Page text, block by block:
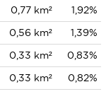
0,77 km²
1,92%
0,56 km²
1,39%
0,33 km²
0,83%
0,33 km²
0,82%